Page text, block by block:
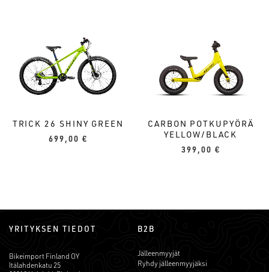
TRICK 26 SHINY GREEN
699,00 €
CARBON POTKUPYÖRÄ
YELLOW/BLACK
399,00 €
YRITYKSEN TIEDOT
Bikeimport Finland OY
Itälahdenkatu 25
B2B
Jälleenmyyjät
Ryhdy jälleenmyyjäksi